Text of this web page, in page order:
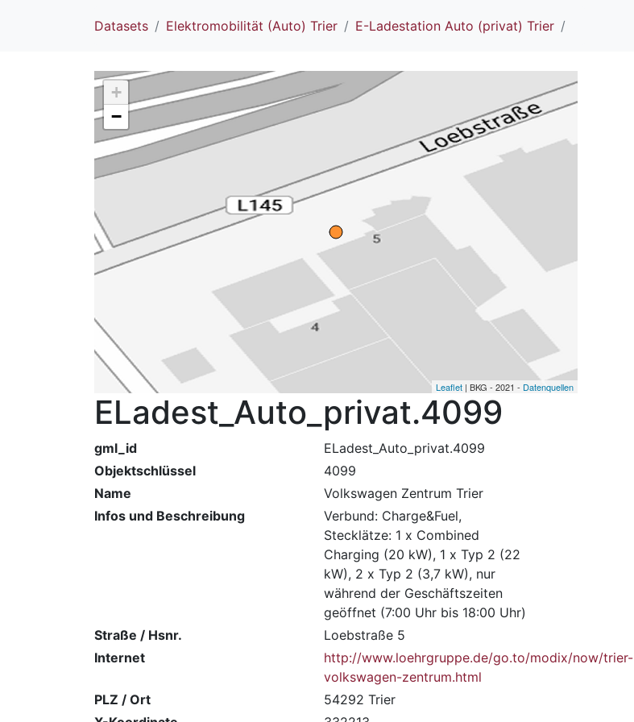
Datasets Elektromobilität (Auto) Trier E-Ladestation Auto (privat) Trier
+
−
Leaflet | BKG - 2021 - Datenquellen
ELadest_Auto_privat.4099
gml_id
ELadest_Auto_privat.4099
Objektschlüssel
4099
Name
Volkswagen Zentrum Trier
Infos und Beschreibung
Verbund: Charge&Fuel,
Stecklätze: 1 x Combined
Charging (20 kW), 1 x Typ 2 (22
kW), 2 x Typ 2 (3,7 kW), nur
während der Geschäftszeiten
geöffnet (7:00 Uhr bis 18:00 Uhr)
Straße / Hsnr.
Loebstraße 5
Internet
http://www.loehrgruppe.de/go.to/modix/now/trier-
volkswagen-zentrum.html
PLZ / Ort
54292 Trier